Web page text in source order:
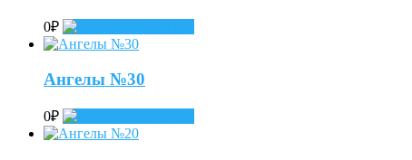
0₽
Ангелы №30
0₽